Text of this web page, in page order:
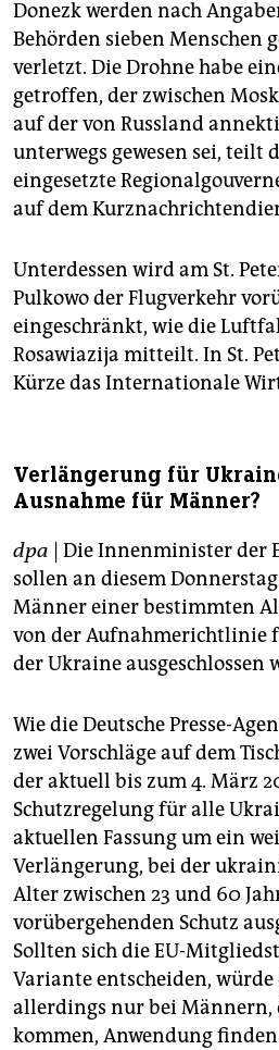
Donezk werden nach
Behörden sieben Menschen
verletzt. Die Drohne habe
getroffen, der zwischen
auf der von Russland
unterwegs gewesen sei, teilt
eingesetzte
auf dem
Unterdessen wird am St.
Pulkowo der Flugverkehr
eingeschränkt, wie ⁠die
Rosawiazija mitteilt. In St.
Kürze das Internationale
Verlängerung für
Ausnahme für Männer?
dpa | Die Innenminister der
sollen an diesem
Männer einer bestimmten
von der Aufnahmerichtlinie
der Ukraine ausgeschlossen
Wie die Deutsche Presse-
zwei Vorschläge auf dem
der aktuell bis zum 4. März
Schutzregelung für alle
aktuellen Fassung um ein
Verlängerung, bei der
Alter zwischen 23 und 60
vorübergehenden Schutz
Sollten sich die EU-
Variante entscheiden, würde
allerdings nur bei Männern,
kommen, Anwendung